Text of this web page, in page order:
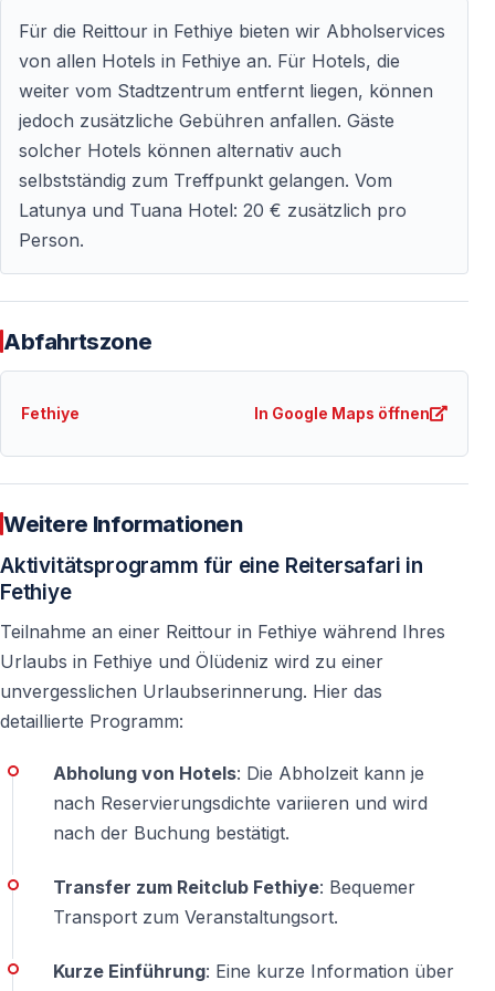
empfohlen.
Häufig gestellte Fragen
Ist Reiten in Fethiye für Anfänger sicher?
Ja — die Touren sind speziell für Anfänger konzipiert
und werden von erfahrenen Guides begleitet.
In der Regel zwischen 1 und 2 Stunden inklusive
Können Kinder teilnehmen?
Ja — es stehen geeignete Pferde für Kinder zur
Verfügung, das Tempo wird angepasst.
Brauche ich Reiterfahrung?
Nein — auch ohne Vorkenntnisse ist die Teilnahme
problemlos möglich.
Finden die Ausritte das ganze Jahr über statt?
Ja — bei geeigneten Wetterbedingungen sind Ausritte
Ist ein Hoteltransfer inklusive?
Das hängt vom jeweiligen Anbieter ab — die Details
werden bei der Buchung bestätigt.
Reiten in Fethiye und Ölüdeniz — Natur, Ruhe und
bleibende Eindrücke in perfekter Balance.
Für die Reittour in Fethiye bieten wir Abholservices
von allen Hotels in Fethiye an. Für Hotels, die
weiter vom Stadtzentrum entfernt liegen, können
jedoch zusätzliche Gebühren anfallen. Gäste
solcher Hotels können alternativ auch
selbstständig zum Treffpunkt gelangen. Vom
Latunya und Tuana Hotel: 20 € zusätzlich pro
Person.
Abfahrtszone
Fethiye In Google Maps öffnen
Weitere Informationen
Aktivitätsprogramm für eine Reitersafari in
Fethiye
Teilnahme an einer Reittour in Fethiye während Ihres
Urlaubs in Fethiye und Ölüdeniz wird zu einer
unvergesslichen Urlaubserinnerung. Hier das
detaillierte Programm:
Abholung von Hotels: Die Abholzeit kann je
nach Reservierungsdichte variieren und wird
nach der Buchung bestätigt.
Transfer zum Reitclub Fethiye: Bequemer
Transport zum Veranstaltungsort.
Kurze Einführung: Eine kurze Information über